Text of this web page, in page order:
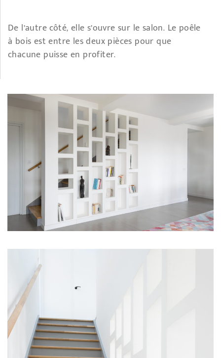
De l’autre côté, elle s’ouvre sur le salon. Le poêle
à bois est entre les deux pièces pour que
chacune puisse en profiter.